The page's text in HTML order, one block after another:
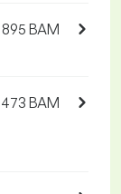
895 BAM
BAM